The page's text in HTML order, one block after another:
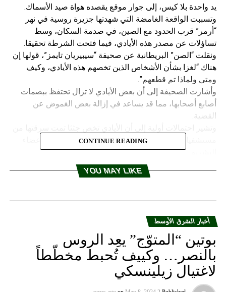
يد واحدة بلا كيس، إلى جوار موقع يقصده هواة صيد الأسماك.
وتسببت الواقعة الغامضة التي شهدتها جزيرة روسية في نهر
“أرمر” قرب الحدود مع الصين، في صدمة السكان، وسط
تساؤلات عن مصدر هذه الأيادي، فيما فتحت الشرطة تحقيقا.
ونقلت “الصن” البريطانية عن صحيفة “سيبيريان تايمز”، قولها إن
هناك “لغزا بشأن الأشخاص الذين تخصهم هذه الأيادي، وكيف
ومتى ولماذا تم قطعهم”.
وأشارت الصحيفة إلى أن بعض الأيادي لا تزال تحتفظ ببصمات
أصابع أصحابها، مما قد يساعد في إزالة بعض الغموض عن
القضية.
مستشفيات، فيما قد يكون له علاقة بقضية إتجار في الأعضاء
ختم التحقيق في قضية عيتاني
CONTINUE READING
YOU MAY LIKE
أخبار الشرق الأوسط
بوتين “المتوّج” يعِد الروس
بالنصر… وكييف تُحبط مخطّطاً
لاغتيال زيلينسكي